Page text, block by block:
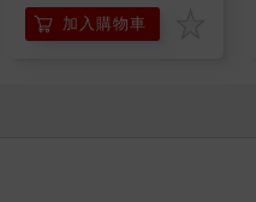
Pikmin 任天堂 三英貿
易
加入購物車